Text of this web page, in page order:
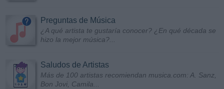
Preguntas de Música
¿A qué artista te gustaría conocer? ¿En qué década se
hizo la mejor música?...
Saludos de Artistas
Más de 100 artistas recomiendan musica.com: A. Sanz,
Bon Jovi, Camila...